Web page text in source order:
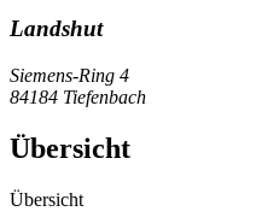
Landshut
Siemens-Ring 4
84184 Tiefenbach
Übersicht
Übersicht